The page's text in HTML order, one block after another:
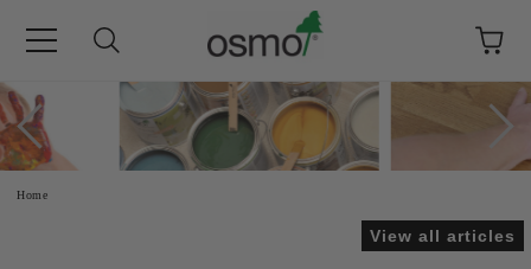
Home
View all articles